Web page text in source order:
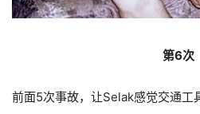
第6次
前面5次事故，让Selak感觉交通工